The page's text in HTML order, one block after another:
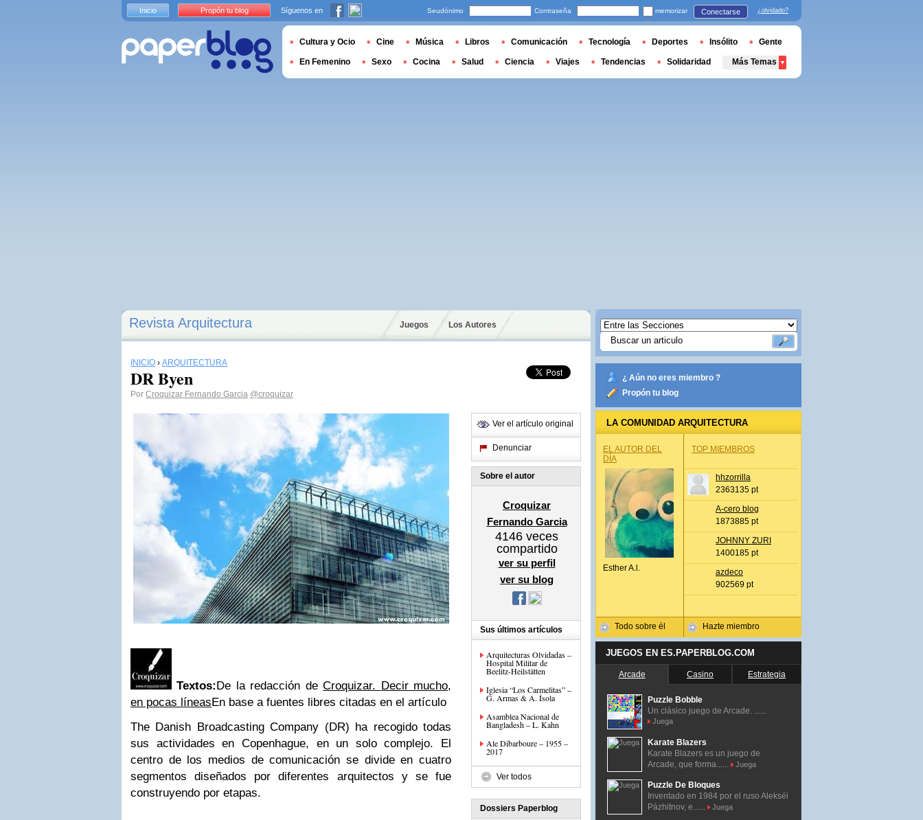
Revista Arquitectura Juegos Los Autores
INICIO › ARQUITECTURA
DR Byen
Por Croquizar Fernando Garcia @croquizar
Textos:De la redacción deCroquizar. Decir mucho,
en pocas líneasEn base a fuentes libres citadas en el artículo
The Danish Broadcasting Company (DR) ha recogido todas
sus actividades en Copenhague, en un solo complejo. El
centro de los medios de comunicación se divide en cuatro
segmentos diseñados por diferentes arquitectos y se fue
construyendo por etapas.
Ver el artículo original
Denunciar
Sobre el autor
Croquizar
Fernando Garcia
4146 veces
compartido
ver su perfil
ver su blog
Sus últimos artículos
Arquitecturas Olvidadas –
Hospital Militar de
Beelitz-Heilstätten
Iglesia “Los Carmelitas” –
G. Armas & A. Ísola
Asamblea Nacional de
Bangladesh – L. Kahn
Ale Dibarboure – 1955 –
2017
Ver todos
Dossiers Paperblog
¿ Aún no eres miembro ?
Propón tu blog
LA COMUNIDAD ARQUITECTURA
EL AUTOR DEL
DÍA
Esther A.l.
Todo sobre él
TOP MIEMBROS
hhzorrilla
2363135 pt
A-cero blog
1873885 pt
JOHNNY ZURI
1400185 pt
azdeco
902569 pt
Hazte miembro
JUEGOS EN ES.PAPERBLOG.COM
Arcade Casino Estrategia
Puzzle Bobble
Un clásico juego de Arcade. ......
Juega
Karate Blazers
Karate Blazers es un juego de
Arcade, que forma......
Juega
Puzzle De Bloques
Inventado en 1984 por el ruso Alekséi
Pázhitnov, e......
Juega
Inicio Propón tu blog Síguenos en Seudónimo Contraseña memorizar Conectarse ¿olvidado?
Cultura y Ocio Cine Música Libros Comunicación Tecnología Deportes Insólito Gente
En Femenino Sexo Cocina Salud Ciencia Viajes Tendencias Solidaridad Más Temas